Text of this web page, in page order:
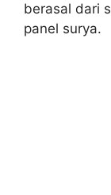
berasal dari
panel surya.